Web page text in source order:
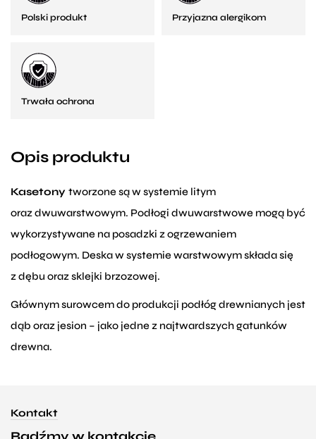
Polski produkt Przyjazna alergikom
Trwała ochrona
Opis produktu
Kasetony tworzone są w systemie litym
oraz dwuwarstwowym. Podłogi dwuwarstwowe mogą być
wykorzystywane na posadzki z ogrzewaniem
podłogowym. Deska w systemie warstwowym składa się
z dębu oraz sklejki brzozowej.
Głównym surowcem do produkcji podłóg drewnianych jest
dąb oraz jesion – jako jedne z najtwardszych gatunków
drewna.
Kontakt